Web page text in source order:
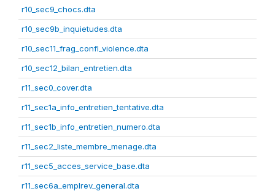
r10_sec9_chocs.dta
r10_sec9b_inquietudes.dta
r10_sec11_frag_confl_violence.dta
r10_sec12_bilan_entretien.dta
r11_sec0_cover.dta
r11_sec1a_info_entretien_tentative.dta
r11_sec1b_info_entretien_numero.dta
r11_sec2_liste_membre_menage.dta
r11_sec5_acces_service_base.dta
r11_sec6a_emplrev_general.dta